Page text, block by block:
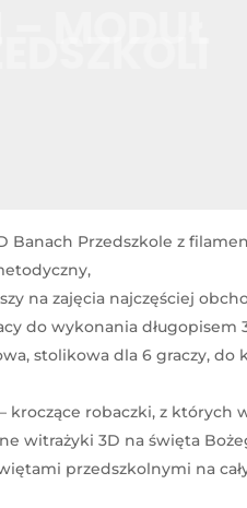
Banach Przedszkole z
na zajęcia najczęściej
do wykonania długopisem
stolikowa dla 6 graczy,
kroczące robaczki, z których
witrażyki 3D na święta
przedszkolnymi na